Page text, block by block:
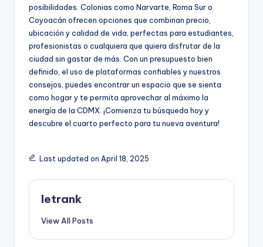
posibilidades. Colonias como Narvarte, Roma Sur o
Coyoacán ofrecen opciones que combinan precio,
ubicación y calidad de vida, perfectas para estudiantes,
profesionistas o cualquiera que quiera disfrutar de la
ciudad sin gastar de más. Con un presupuesto bien
definido, el uso de plataformas confiables y nuestros
consejos, puedes encontrar un espacio que se sienta
como hogar y te permita aprovechar al máximo la
energía de la CDMX. ¡Comienza tu búsqueda hoy y
descubre el cuarto perfecto para tu nueva aventura!
Last updated on April 18, 2025
letrank
View All Posts